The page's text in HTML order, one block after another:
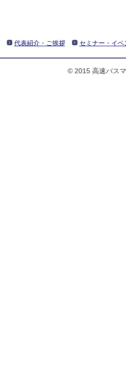
代表紹介・ご挨拶 セミナー・イベ
© 2015 高速バス